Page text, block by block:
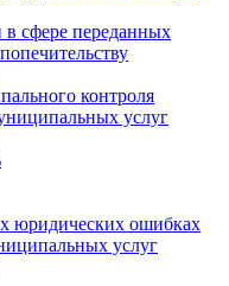
в сфере переданных
контроля
услуг
юридических ошибках
услуг